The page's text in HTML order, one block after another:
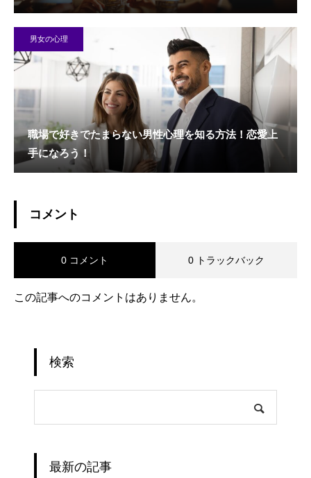
男女の心理
職場で好きでたまらない男性心理を知る方法！恋愛上
手になろう！
コメント
0 コメント 0 トラックバック
この記事へのコメントはありません。
検索
最新の記事